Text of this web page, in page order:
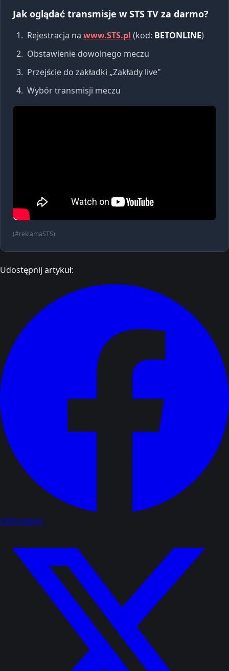
Jak oglądać transmisje w STS TV za darmo?
Rejestracja na www.STS.pl (kod: BETONLINE)
Obstawienie dowolnego meczu
Przejście do zakładki „Zakłady live"
Wybór transmisji meczu
(#reklamaSTS)
Udostępnij artykuł:
Udostępnij